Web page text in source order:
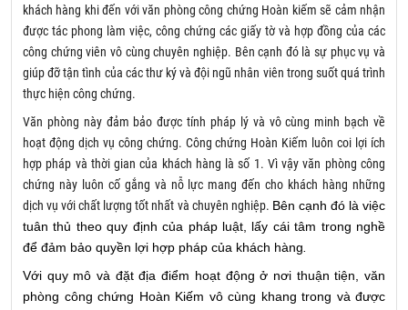
khách hàng khi đến với văn phòng công chứng Hoàn kiếm sẽ cảm nhận
được tác phong làm việc, công chứng các giấy tờ và hợp đồng của các
công chứng viên vô cùng chuyên nghiệp. Bên cạnh đó là sự phục vụ và
giúp đỡ tận tình của các thư ký và đội ngũ nhân viên trong suốt quá trình
thực hiện công chứng.
Văn phòng này đảm bảo được tính pháp lý và vô cùng minh bạch về
hoạt động dịch vụ công chứng. Công chứng Hoàn Kiếm luôn coi lợi ích
hợp pháp và thời gian của khách hàng là số 1. Vì vậy văn phòng công
chứng này luôn cố gắng và nỗ lực mang đến cho khách hàng những
dịch vụ với chất lượng tốt nhất và chuyên nghiệp. Bên cạnh đó là việc
tuân thủ theo quy định của pháp luật, lấy cái tâm trong nghề
để đảm bảo quyền lợi hợp pháp của khách hàng
Với quy mô và đặt địa điểm hoạt động ở nơi thuận tiện, văn
phòng công chứng Hoàn Kiếm vô cùng khang trong và được